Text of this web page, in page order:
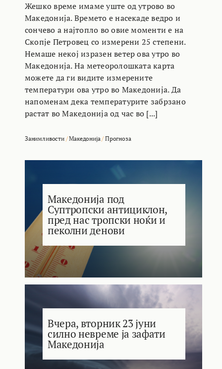
Жешко време имаме уште од утрово во
Македонија. Времето е насекаде ведро и
сончево а најтопло во овие моменти е на
Скопје Петровец со измерени 25 степени.
Немаше некој изразен ветер ова утро во
Македонија. На метеоролошката карта
можете да ги видите измерените
температури ова утро во Македонија. Да
напоменам дека температурите забрзано
растат во Македонија од час во [...]
Занимливости/Македонија/Прогноза
Македонија под
Суптропски антициклон,
пред нас тропски ноќи и
пеколни денови
Вчера, вторник 23 јуни
силно невреме ја зафати
Македонија